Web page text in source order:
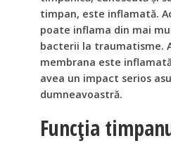
timpan, este inflamată.
poate inflama din mai
bacterii la traumatisme.
membrana este
avea un impact serios
dumneavoastră.
Funcția